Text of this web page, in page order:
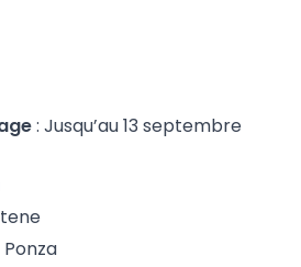
: Jusqu’au 13 septembre